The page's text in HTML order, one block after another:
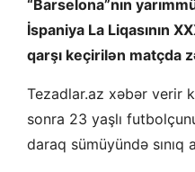
“Barselona”nın
İspaniya La Liqasının
qarşı keçirilən matçda
Tezadlar.az xəbər verir
sonra 23 yaşlı
daraq sümüyündə sınıq